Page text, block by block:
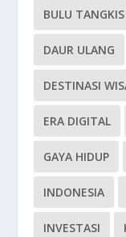
BULU TANGKIS
DAUR ULANG
DESTINASI
ERA DIGITAL
GAYA HIDUP
INDONESIA
INVESTASI